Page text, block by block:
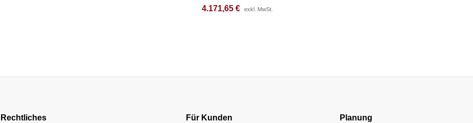
4.171,65 € exkl. MwSt.
4.171,65 € exkl. MwSt.
Rechtliches Für Kunden Planung